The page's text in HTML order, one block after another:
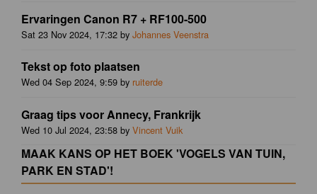
Ervaringen Canon R7 + RF100-500
Sat 23 Nov 2024, 17:32 by Johannes Veenstra
Tekst op foto plaatsen
Wed 04 Sep 2024, 9:59 by ruiterde
Graag tips voor Annecy, Frankrijk
Wed 10 Jul 2024, 23:58 by Vincent Vuik
MAAK KANS OP HET BOEK 'VOGELS VAN TUIN,
PARK EN STAD'!